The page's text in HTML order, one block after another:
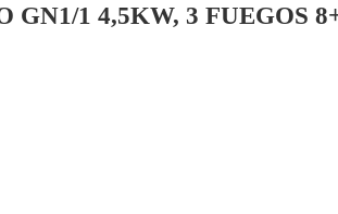
GN1/1 4,5KW, 3 FUEGOS